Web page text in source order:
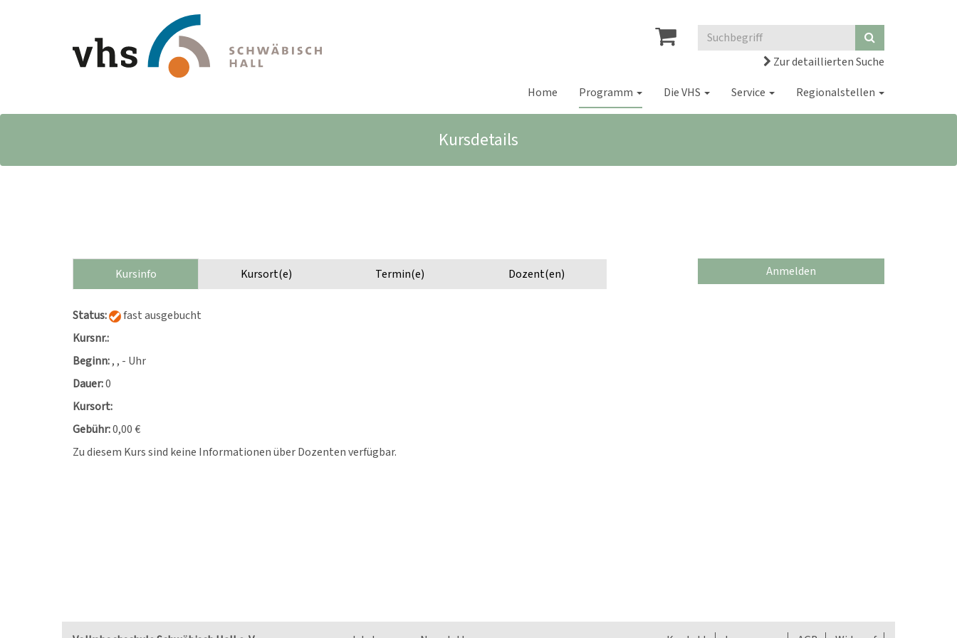
Zur detaillierten Suche
Home
Programm Die VHS Service Regionalstellen
Kursdetails
Kursinfo Kursort(e) Termin(e) Dozent(en)
Status:
fast ausgebucht
Kursnr.:
Beginn:, , - Uhr
Dauer:0
Kursort:
Gebühr:0,00 €
Zu diesem Kurs sind keine Informationen über Dozenten verfügbar.
Anmelden